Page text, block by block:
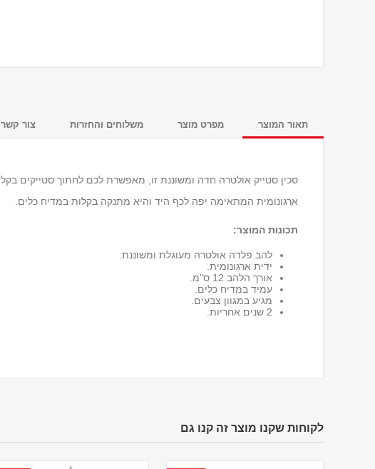
תאור המוצר מפרט מוצר משלוחים והחזרות צור קשר
ארגונומית המתאימה יפה לכף היד והיא מתנקה בקלות במדיח כלים.
תכונות המוצר:
להב פלדה אולטרה מעוגלת ומשוננת.
ידית ארגונומית.
אורך הלהב 12 ס"מ.
עמיד במדיח כלים.
מגיע במגוון צבעים.
2 שנים אחריות.
לקוחות שקנו מוצר זה קנו גם